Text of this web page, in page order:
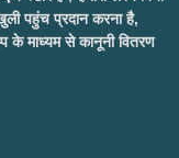
पहुंच प्रदान करना है,
के माध्यम से कानूनी वितरण